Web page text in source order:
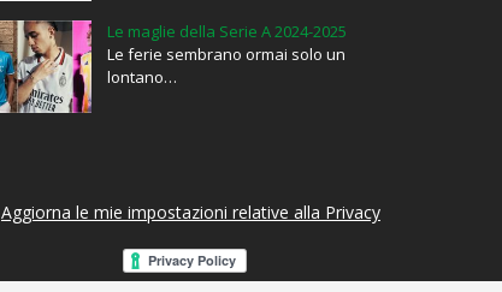
Le maglie della Serie A 2024-2025
Le ferie sembrano ormai solo un
lontano…
Aggiorna le mie impostazioni relative alla Privacy